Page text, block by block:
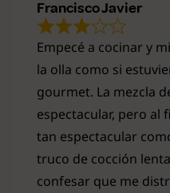
Empecé a cocinar y
la olla como si
gourmet. La mezcla
espectacular, pero al
tan espectacular
truco de cocción
confesar que me
Francisco Javier